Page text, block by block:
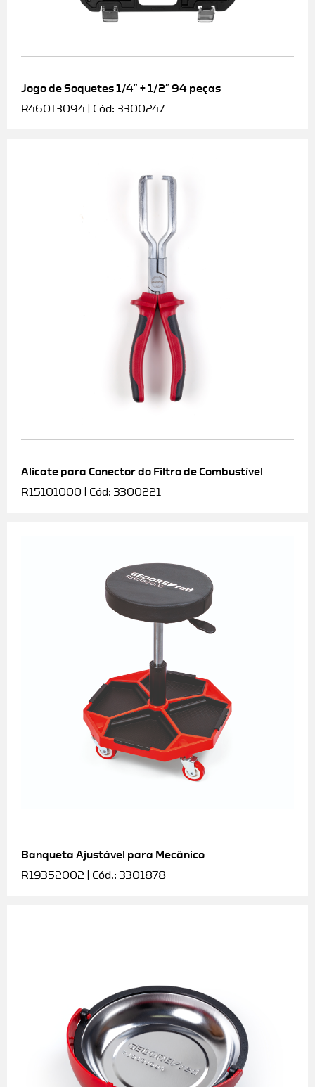
Jogo de Soquetes 1/4″ + 1/2″ 94 peças
R46013094 | Cód: 3300247
Alicate para Conector do Filtro de Combustível
R15101000 | Cód: 3300221
Banqueta Ajustável para Mecânico
R19352002 | Cód.: 3301878